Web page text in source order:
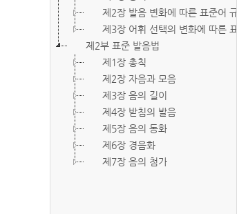
제2장 발음 변화에 따른 표준어 규정
제3장 어휘 선택의 변화에 따른 표준
제2부 표준 발음법
제1장 총칙
제2장 자음과 모음
제3장 음의 길이
제4장 받침의 발음
제5장 음의 동화
제6장 경음화
제7장 음의 첨가